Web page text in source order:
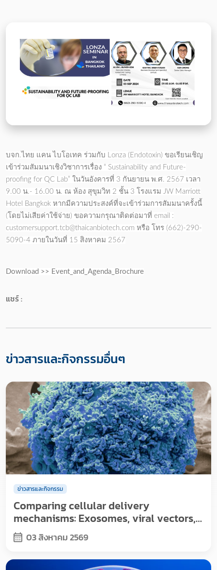
บจก.ไทย แคน ไบโอเทค ร่วมกับ Lonza (Endotoxin) ขอเรียนเชิญ
เข้าร่วมสัมมนาเชิงวิชาการเรื่อง “ Sustainability and Future-
proofing for QC Lab” ในวันอังคารที่ 3 กันยายน พ.ศ. 2567 เวลา
9.00 น.- 16.00 น. ณ ห้อง สุขุมวิท 2 ชั้น 3 โรงแรม JW Marriott
Hotel Bangkok หากมีความประสงค์ที่จะเข้าร่วมการสัมมนาครั้งนี้
(โดยไม่เสียค่าใช้จ่าย) ขอความกรุณาติดต่อมาที่ email :
customersupport.tcb@thaicanbiotech.com หรือ โทร (662)-290-
5090-4 ภายในวันที่ 15 สิงหาคม 2567
Download >> Event_and_Agenda_Brochure
แชร์ :
ข่าวสารและกิจกรรมอื่นๆ
ข่าวสารและกิจกรรม
Comparing cellular delivery
mechanisms: Exosomes, viral vectors,
and nanoparticles
03 สิงหาคม 2569